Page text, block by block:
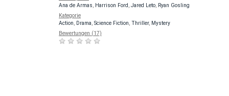
Ana de Armas
Harrison Ford Jared Leto
Ryan Gosling
Kategorie
Action
Drama Science Fiction Thriller, Mystery
Bewertungen (17)